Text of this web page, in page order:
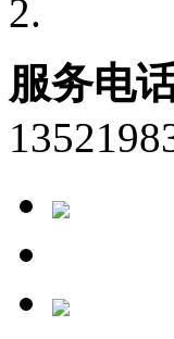
服务电